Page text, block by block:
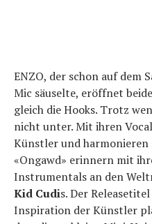
ENZO, der schon auf dem
Mic säuselte, eröffnet
gleich die Hooks. Trotz
nicht unter. Mit ihren
Künstler und harmonieren
«Ongawd» erinnern mit
Instrumentals an den
Kid Cudis. Der
Inspiration der Künstler